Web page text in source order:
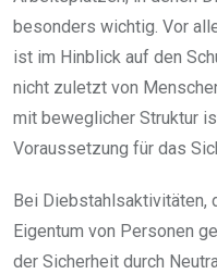
besonders wichtig. Vor
ist im Hinblick auf den
nicht zuletzt von
mit beweglicher Struktur
Voraussetzung für das
Bei Diebstahlsaktivitäten,
Eigentum von Personen
der Sicherheit durch